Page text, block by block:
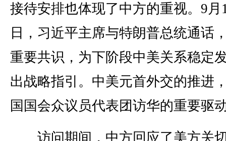
接待安排也体现了中方的重视。9月
日，习近平主席与特朗普总统通话
重要共识，为下阶段中美关系稳定
出战略指引。中美元首外交的推进
国国会众议员代表团访华的重要驱
访问期间，中方回应了美方关